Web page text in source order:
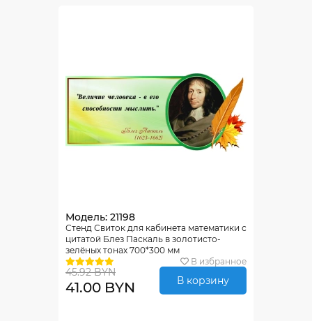
Модель: 21198
Стенд Свиток для кабинета математики с
цитатой Блез Паскаль в золотисто-
зелёных тонах 700*300 мм
В избранное
45.92 BYN
41.00 BYN В корзину